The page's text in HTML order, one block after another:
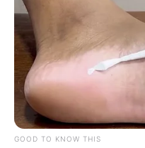
GOOD TO KNOW THIS